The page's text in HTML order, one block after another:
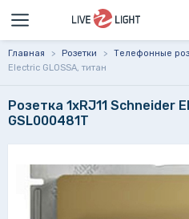
Главная > Розетки > Телефонные
Electric GLOSSA, титан
Розетка 1xRJ11 Schneider
GSL000481T